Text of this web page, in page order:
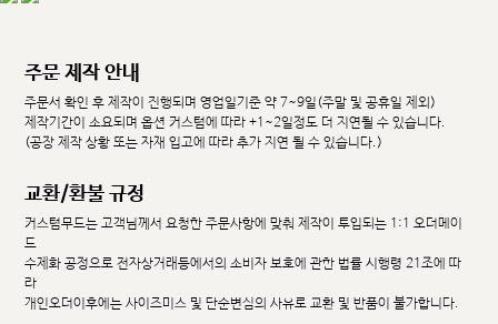
주문 제작 안내
주문서 확인 후 제작이 진행되며 영업일기준 약 7~9일(주말 및 공휴일 제외)
제작기간이 소요되며 옵션 커스텀에 따라 +1~2일정도 더 지연될 수 있습니다.
(공장 제작 상황 또는 자재 입고에 따라 추가 지연 될 수 있습니다.)
교환/환불 규정
커스텀무드는 고객님께서 요청한 주문사항에 맞춰 제작이 투입되는 1:1 오더메이
드
수제화 공정으로 전자상거래등에서의 소비자 보호에 관한 법률 시행령 21조에 따
라
개인오더이후에는 사이즈미스 및 단순변심의 사유로 교환 및 반품이 불가합니다.